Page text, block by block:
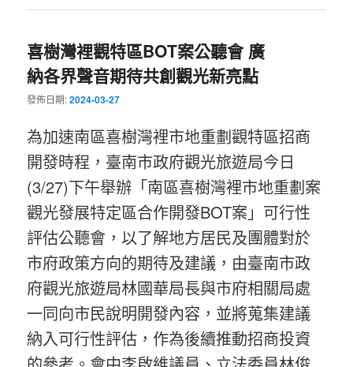
喜樹灣裡觀特區BOT案公聽會 廣
納各界聲音期待共創觀光新亮點
發佈日期:2024-03-27
為加速南區喜樹灣裡市地重劃觀特區招商
開發時程，臺南市政府觀光旅遊局今日
(3/27)下午舉辦「南區喜樹灣裡市地重劃案
觀光發展特定區合作開發BOT案」可行性
評估公聽會，以了解地方居民及團體對於
市府政策方向的期待及建議，由臺南市政
府觀光旅遊局林國華局長與市府相關局處
一同向市民說明開發內容，並將蒐集建議
納入可行性評估，作為後續推動招商投資